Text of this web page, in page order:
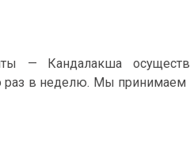
— Кандалакша
раз в неделю. Мы принимаем